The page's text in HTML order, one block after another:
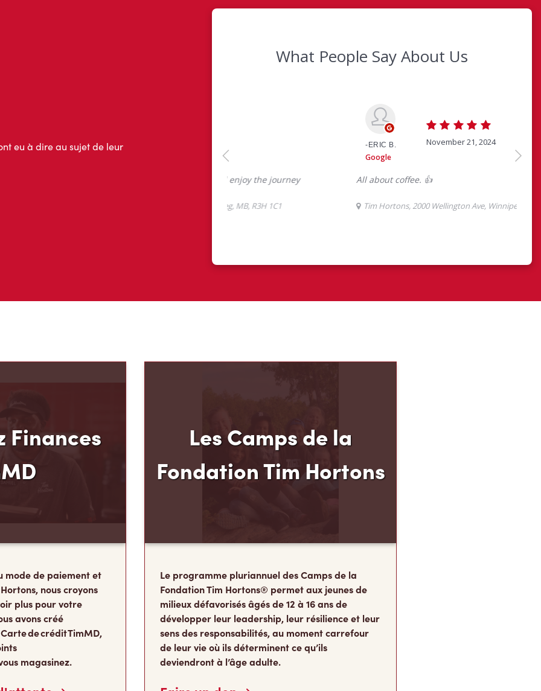
eu à dire au sujet de leur
Finances
mode de paiement et
nous croyons
plus pour votre
avons créé
de crédit TimMD,
magasinez.
Les Camps de la
Fondation Tim Hortons
Le programme pluriannuel des Camps de la
Fondation Tim Hortons® permet aux jeunes de
milieux défavorisés âgés de 12 à 16 ans de
développer leur leadership, leur résilience et leur
sens des responsabilités, au moment carrefour
de leur vie où ils déterminent ce qu’ils
deviendront à l’âge adulte.